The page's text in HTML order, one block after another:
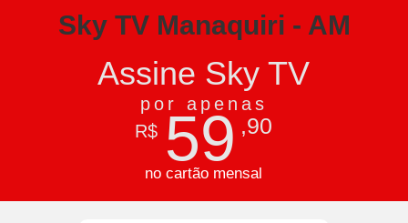
Sky TV Manaquiri - AM
Assine Sky TV
por apenas
R$ 59 ,90
no cartão mensal